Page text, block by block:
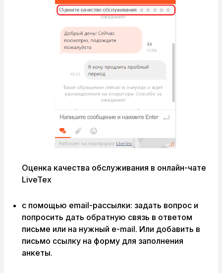
Оценка качества обслуживания в онлайн-чате
LiveTex
с помощью email-рассылки: задать вопрос и
попросить дать обратную связь в ответом
письме или на нужный e-mail. Или добавить в
письмо ссылку на форму для заполнения
анкеты.